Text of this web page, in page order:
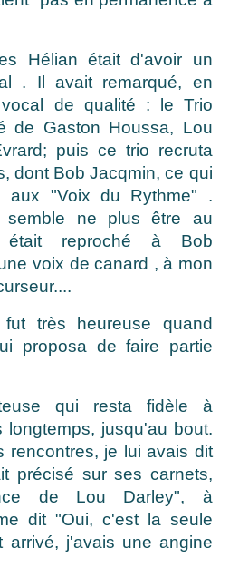
Hélian était d'avoir un
. Il avait remarqué, en
de qualité : le Trio
de Gaston Houssa, Lou
puis ce trio recruta
dont Bob Jacqmin, ce qui
aux "Voix du Rythme" .
semble ne plus être au
était reproché à Bob
voix de canard , à mon
très heureuse quand
proposa de faire partie
qui resta fidèle à
longtemps, jusqu'au bout.
rencontres, je lui avais dit
précisé sur ses carnets,
de Lou Darley", à
dit "Oui, c'est la seule
arrivé, j'avais une angine